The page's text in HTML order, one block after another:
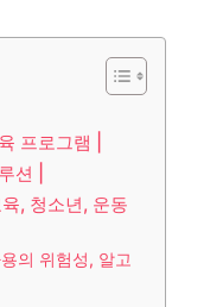
프로그램 |
션 |
, 청소년, 운동
의 위험성, 알고